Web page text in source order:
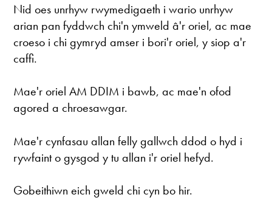
Nid oes unrhyw rwymedigaeth i wario unrhyw
arian pan fyddwch chi'n ymweld â'r oriel, ac mae
croeso i chi gymryd amser i bori'r oriel, y siop a'r
caffi.
Mae'r oriel AM DDIM i bawb, ac mae'n ofod
agored a chroesawgar.
Mae'r cynfasau allan felly gallwch ddod o hyd i
rywfaint o gysgod y tu allan i'r oriel hefyd.
Gobeithiwn eich gweld chi cyn bo hir.